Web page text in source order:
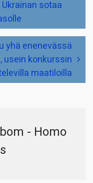
sotaa
yhä enenevässä
usein konkurssin
maatiloilla
- Homo